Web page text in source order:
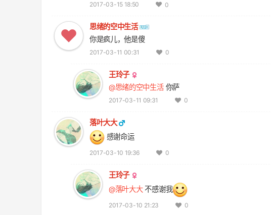
2017-03-15 18:50 0
思绪的空中生活
你是疯儿，他是傻
2017-03-11 00:31 0
王玲子
@思绪的空中生活 你萨
2017-03-11 09:31 0
落叶大大
感谢命运
2017-03-10 19:36 0
王玲子
@落叶大大 不感谢我
2017-03-10 21:23 0